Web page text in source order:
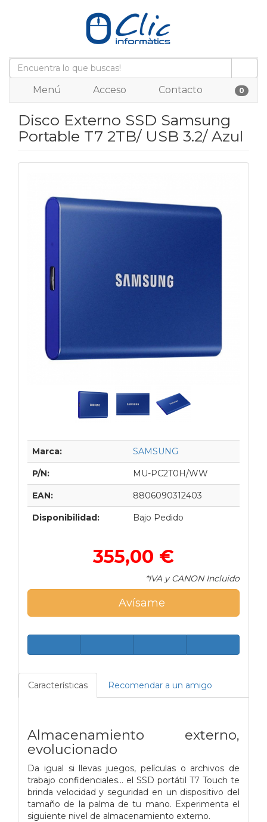
Menú Acceso Contacto 0
Disco Externo SSD Samsung
Portable T7 2TB/ USB 3.2/ Azul
Marca: SAMSUNG
P/N: MU-PC2T0H/WW
EAN: 8806090312403
Disponibilidad: Bajo Pedido
355,00 €
*IVA y CANON Incluido
Avísame
Características Recomendar a un amigo
Almacenamiento externo,
evolucionado
Da igual si llevas juegos, películas o archivos de
trabajo confidenciales… el SSD portátil T7 Touch te
brinda velocidad y seguridad en un dispositivo del
tamaño de la palma de tu mano. Experimenta el
siguiente nivel de almacenamiento externo.